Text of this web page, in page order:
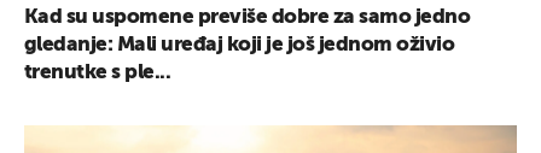
Kad su uspomene previše dobre za samo jedno
gledanje: Mali uređaj koji je još jednom oživio
trenutke s ple...